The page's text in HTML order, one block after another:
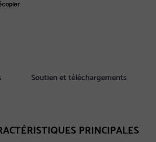
Soutien et téléchargements
PRINCIPALES